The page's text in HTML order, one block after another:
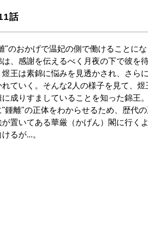
話
"のおかげで温妃の側で働けることに
は、感謝を伝えるべく月夜の下で彼を
煜王は素錦に悩みを見透かされ、さら
れていく。そんな2人の様子を見て、煜
に成りすましていることを知った錦王
"鍾離"の正体をわからせるため、歴代
が置いてある華厳（かげん）閣に行く
るが...。